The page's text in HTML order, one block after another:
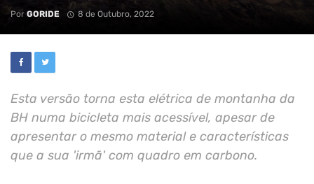
Por GORIDE 8 de Outubro, 2022
Esta versão torna esta elétrica de montanha da
BH numa bicicleta mais acessível, apesar de
apresentar o mesmo material e características
que a sua 'irmã' com quadro em carbono.